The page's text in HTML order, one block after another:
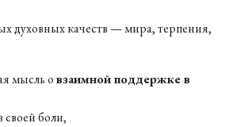
духовных качеств — мира, терпения,
мысль овзаимной поддержке в
своей боли,